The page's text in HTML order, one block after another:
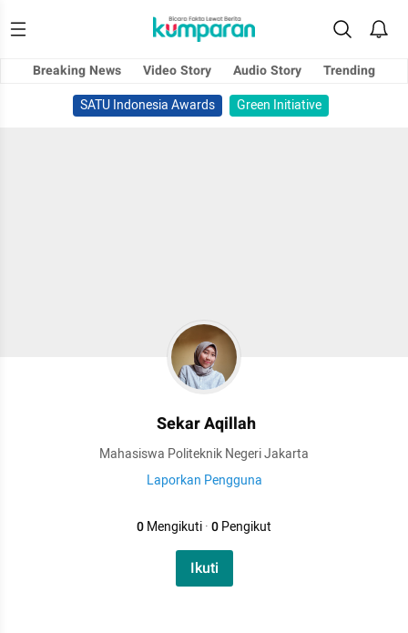
Breaking News Video Story Audio Story
Trending
SATU Indonesia Awards
Green Initiative
Sekar Aqillah
Mahasiswa Politeknik Negeri Jakarta
Laporkan Pengguna
0Mengikuti·0Pengikut
Ikuti